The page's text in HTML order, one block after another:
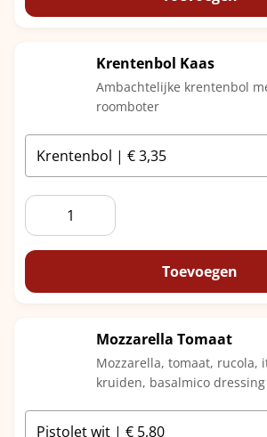
Krentenbol Kaas
Ambachtelijke krentenbol
roomboter
Krentenbol
Kaas
aantal
Toevoegen
Mozzarella Tomaat
Mozzarella, tomaat, rucola,
kruiden, basalmico dressing